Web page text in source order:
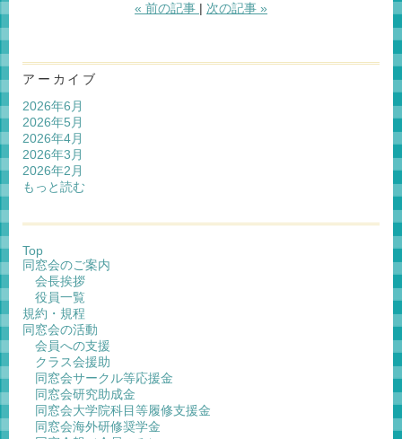
« 前の記事 次の記事 »
アーカイブ
2026年6月
2026年5月
2026年4月
2026年3月
2026年2月
もっと読む
Top
同窓会のご案内
会長挨拶
役員一覧
規約・規程
同窓会の活動
会員への支援
クラス会援助
同窓会サークル等応援金
同窓会研究助成金
同窓会大学院科目等履修支援金
同窓会海外研修奨学金